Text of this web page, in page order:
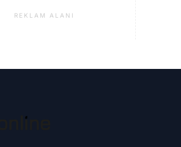
REKLAM ALANI